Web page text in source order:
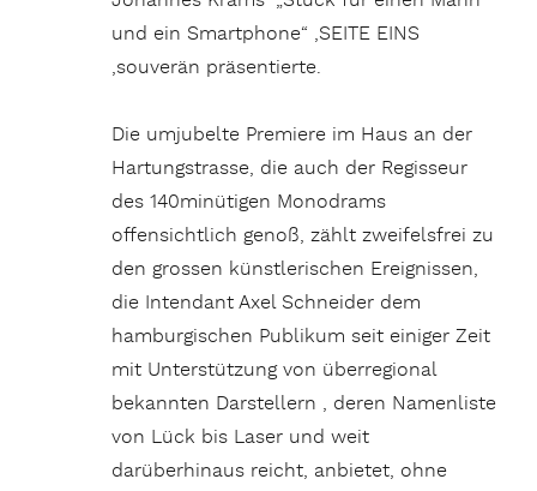
und ein Smartphone“ ,SEITE EINS
,souverän präsentierte.
Die umjubelte Premiere im Haus an der
Hartungstrasse, die auch der Regisseur
des 140minütigen Monodrams
offensichtlich genoß, zählt zweifelsfrei zu
den grossen künstlerischen Ereignissen,
die Intendant Axel Schneider dem
hamburgischen Publikum seit einiger Zeit
mit Unterstützung von überregional
bekannten Darstellern , deren Namenliste
von Lück bis Laser und weit
darüberhinaus reicht, anbietet, ohne